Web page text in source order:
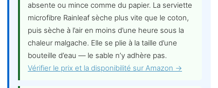
absente ou mince comme du papier. La serviette
microfibre Rainleaf sèche plus vite que le coton,
puis sèche à l’air en moins d’une heure sous la
chaleur malgache. Elle se plie à la taille d’une
bouteille d’eau — le sable n’y adhère pas.
Vérifier le prix et la disponibilité sur Amazon →